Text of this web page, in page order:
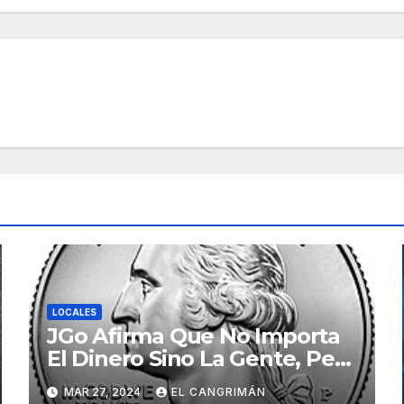
LOCALES
JGo Afirma Que No Importa
El Dinero Sino La Gente, Pero
Pregunta: «¿De Verdad No
MAR 27, 2024 EL CANGRIMÁN